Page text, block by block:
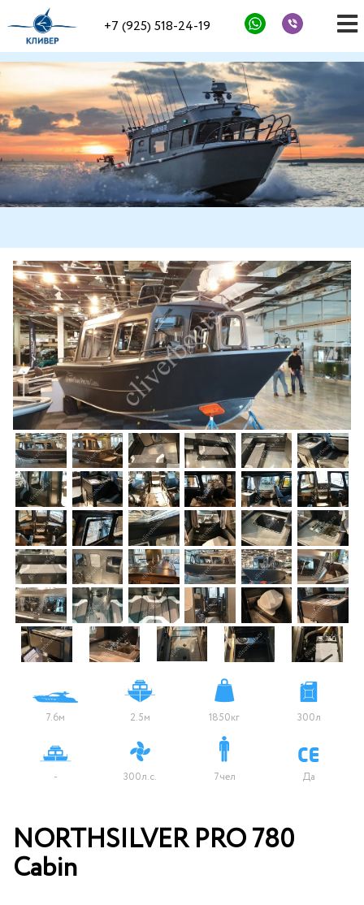
+7 (925) 518-24-19
7.6м 2.5м 1850кг 300л
- 300л.с. 7чел Да
NORTHSILVER PRO 780
Cabin